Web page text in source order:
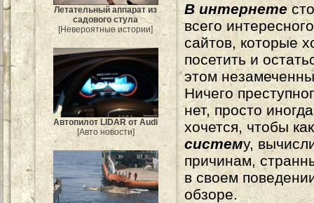
Летательный аппарат из
садового стула
[Невероятные истории]
Автопилот LIDAR от Audi
[Авто новости]
В интернете
всего
сайтов, которые
посетить и
этом
Ничего
нет, просто
хочется, чтобы
систему,
причинам,
в своем
обзоре.